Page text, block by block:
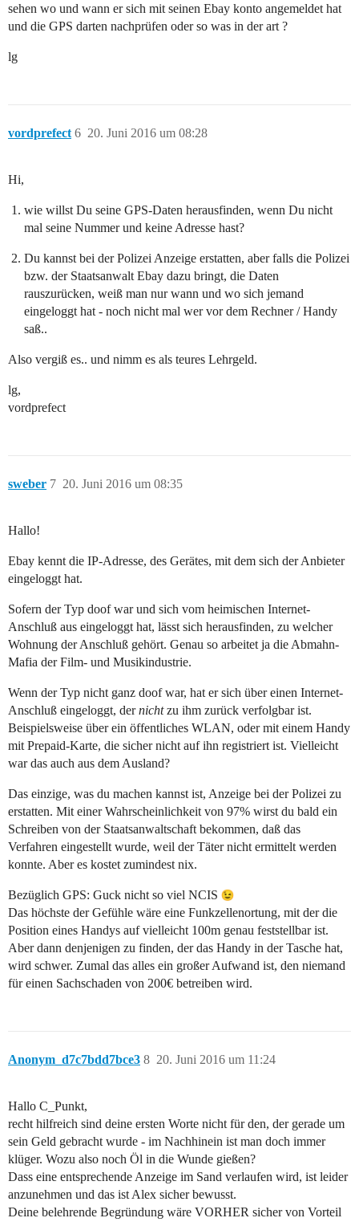
sehen wo und wann er sich mit seinen Ebay konto angemeldet hat
und die GPS darten nachprüfen oder so was in der art ?
lg
vordprefect 20. Juni 2016 um 08:28
6
Hi,
wie willst Du seine GPS-Daten herausfinden, wenn Du nicht
mal seine Nummer und keine Adresse hast?
Du kannst bei der Polizei Anzeige erstatten, aber falls die Polizei
bzw. der Staatsanwalt Ebay dazu bringt, die Daten
rauszurücken, weiß man nur wann und wo sich jemand
eingeloggt hat - noch nicht mal wer vor dem Rechner / Handy
saß..
Also vergiß es.. und nimm es als teures Lehrgeld.
lg,
vordprefect
sweber 20. Juni 2016 um 08:35
7
Hallo!
Ebay kennt die IP-Adresse, des Gerätes, mit dem sich der Anbieter
eingeloggt hat.
Sofern der Typ doof war und sich vom heimischen Internet-
Anschluß aus eingeloggt hat, lässt sich herausfinden, zu welcher
Wohnung der Anschluß gehört. Genau so arbeitet ja die Abmahn-
Mafia der Film- und Musikindustrie.
Wenn der Typ nicht ganz doof war, hat er sich über einen Internet-
Anschluß eingeloggt, dernichtzu ihm zurück verfolgbar ist.
Beispielsweise über ein öffentliches WLAN, oder mit einem Handy
mit Prepaid-Karte, die sicher nicht auf ihn registriert ist. Vielleicht
war das auch aus dem Ausland?
Das einzige, was du machen kannst ist, Anzeige bei der Polizei zu
erstatten. Mit einer Wahrscheinlichkeit von 97% wirst du bald ein
Schreiben von der Staatsanwaltschaft bekommen, daß das
Verfahren eingestellt wurde, weil der Täter nicht ermittelt werden
konnte. Aber es kostet zumindest nix.
Bezüglich GPS: Guck nicht so viel NCIS
Das höchste der Gefühle wäre eine Funkzellenortung, mit der die
Position eines Handys auf vielleicht 100m genau feststellbar ist.
Aber dann denjenigen zu finden, der das Handy in der Tasche hat,
wird schwer. Zumal das alles ein großer Aufwand ist, den niemand
für einen Sachschaden von 200€ betreiben wird.
Anonym_d7c7bdd7bce3 20. Juni 2016 um 11:24
8
Hallo C_Punkt,
recht hilfreich sind deine ersten Worte nicht für den, der gerade um
sein Geld gebracht wurde - im Nachhinein ist man doch immer
klüger. Wozu also noch Öl in die Wunde gießen?
Dass eine entsprechende Anzeige im Sand verlaufen wird, ist leider
anzunehmen und das ist Alex sicher bewusst.
Deine belehrende Begründung wäre VORHER sicher von Vorteil